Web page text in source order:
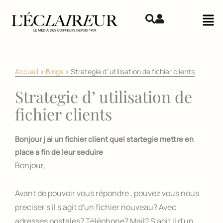
Accueil > Blogs > Strategie d’ utilisation de fichier clients
Strategie d’ utilisation de
fichier clients
Bonjour j ai un fichier client quel startegie mettre en
place a fin de leur seduire
Bonjour,
Avant de pouvoir vous répondre , pouvez vous nous
preciser s'il s agit d'un fichier nouveau? Avec